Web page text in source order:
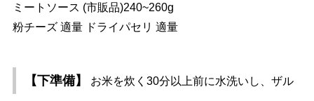
ミートソース (市販品)240~260g
粉チーズ 適量 ドライパセリ 適量
【下準備】 お米を炊く30分以上前に水洗いし、ザル